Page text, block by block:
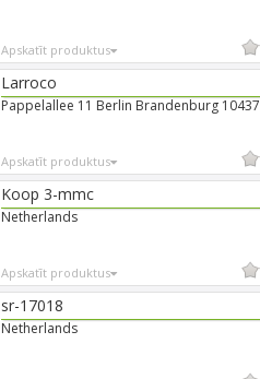
Apskatīt produktus
Larroco
Pappelallee 11 Berlin Brandenburg 10437
Apskatīt produktus
Koop 3-mmc
Netherlands
Apskatīt produktus
sr-17018
Netherlands